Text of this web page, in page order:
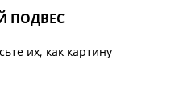
ПОДВЕС
их, как картину